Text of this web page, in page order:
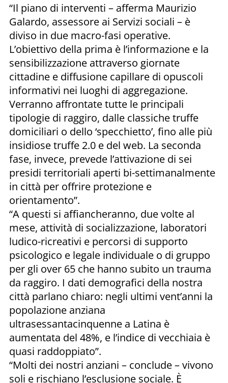
“Il piano di interventi – afferma Maurizio
Galardo, assessore ai Servizi sociali – è
diviso in due macro-fasi operative.
L’obiettivo della prima è l’informazione e la
sensibilizzazione attraverso giornate
cittadine e diffusione capillare di opuscoli
informativi nei luoghi di aggregazione.
Verranno affrontate tutte le principali
tipologie di raggiro, dalle classiche truffe
domiciliari o dello ‘specchietto’, fino alle più
insidiose truffe 2.0 e del web. La seconda
fase, invece, prevede l’attivazione di sei
presidi territoriali aperti bi-settimanalmente
in città per offrire protezione e
orientamento”.
“A questi si affiancheranno, due volte al
mese, attività di socializzazione, laboratori
ludico-ricreativi e percorsi di supporto
psicologico e legale individuale o di gruppo
per gli over 65 che hanno subito un trauma
da raggiro. I dati demografici della nostra
città parlano chiaro: negli ultimi vent’anni la
popolazione anziana
ultrasessantacinquenne a Latina è
aumentata del 48%, e l’indice di vecchiaia è
quasi raddoppiato”.
“Molti dei nostri anziani – conclude – vivono
soli e rischiano l’esclusione sociale. È